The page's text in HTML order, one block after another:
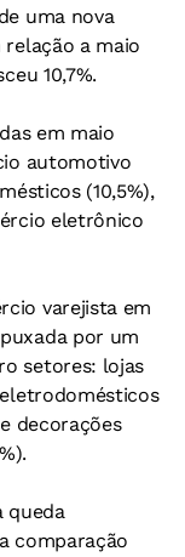
uma nova
relação a maio
10,7%.
em maio
automotivo
(10,5%),
eletrônico
varejista em
por um
setores: lojas
decorações
queda
comparação